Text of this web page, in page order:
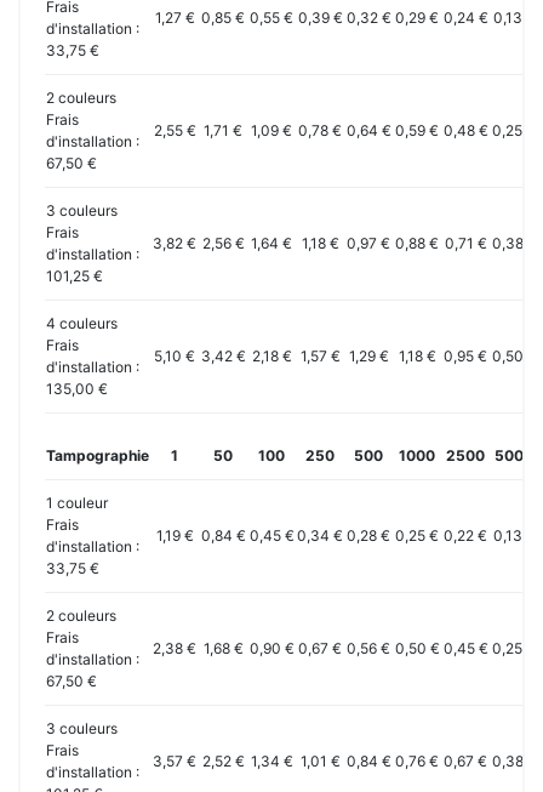
Frais
d'installation :
33,75 €
1,27 € 0,85 € 0,55 € 0,39 € 0,32 € 0,29 € 0,24 € 0,13 €
2 couleurs
Frais
d'installation :
67,50 €
2,55 € 1,71 € 1,09 € 0,78 € 0,64 € 0,59 € 0,48 € 0,25 €
3 couleurs
Frais
d'installation :
101,25 €
3,82 € 2,56 € 1,64 € 1,18 € 0,97 € 0,88 € 0,71 € 0,38 €
4 couleurs
Frais
d'installation :
135,00 €
5,10 € 3,42 € 2,18 € 1,57 € 1,29 € 1,18 € 0,95 € 0,50 €
Tampographie 1 50 100 250 500 1000 2500 5000
1 couleur
Frais
d'installation :
33,75 €
1,19 € 0,84 € 0,45 € 0,34 € 0,28 € 0,25 € 0,22 € 0,13 €
2 couleurs
Frais
d'installation :
67,50 €
2,38 € 1,68 € 0,90 € 0,67 € 0,56 € 0,50 € 0,45 € 0,25 €
3 couleurs
Frais
d'installation :
3,57 € 2,52 € 1,34 € 1,01 € 0,84 € 0,76 € 0,67 € 0,38 €